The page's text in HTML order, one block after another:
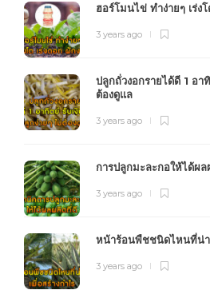
ฮอร์โมนไข่ ทำง่ายๆ เร่ง
3 years ago
ปลูกถั่วงอกรายได้ดี 1 อา
ต้องดูแล
3 years ago
การปลูกมะละกอให้ได้ผ
3 years ago
หน้าร้อนพืชชนิดไหนที่น่า
3 years ago